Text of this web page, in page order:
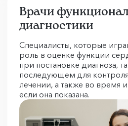
Врачи
диагностики
Специалисты, которые
роль в оценке функции
при постановке диагноза,
последующем для
лечении, а также во время
если она показана.